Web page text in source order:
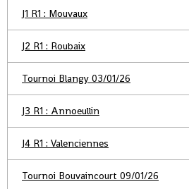
J1 R1 : Mouvaux
J2 R1 : Roubaix
Tournoi Blangy 03/01/26
J3 R1 : Annoeullin
J4 R1 : Valenciennes
Tournoi Bouvaincourt 09/01/26